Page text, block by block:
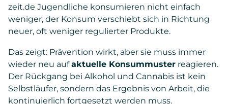
zeit.de Jugendliche konsumieren nicht einfach
weniger, der Konsum verschiebt sich in Richtung
neuer, oft weniger regulierter Produkte.
Das zeigt: Prävention wirkt, aber sie muss immer
wieder neu aufaktuelle Konsummuster reagieren.
Der Rückgang bei Alkohol und Cannabis ist kein
Selbstläufer, sondern das Ergebnis von Arbeit, die
kontinuierlich fortgesetzt werden muss.